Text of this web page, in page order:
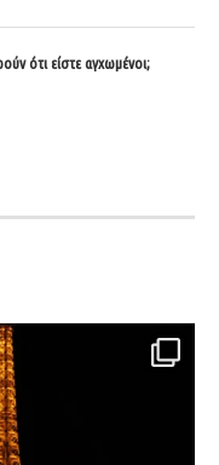
ότι είστε αγχωμένοι;